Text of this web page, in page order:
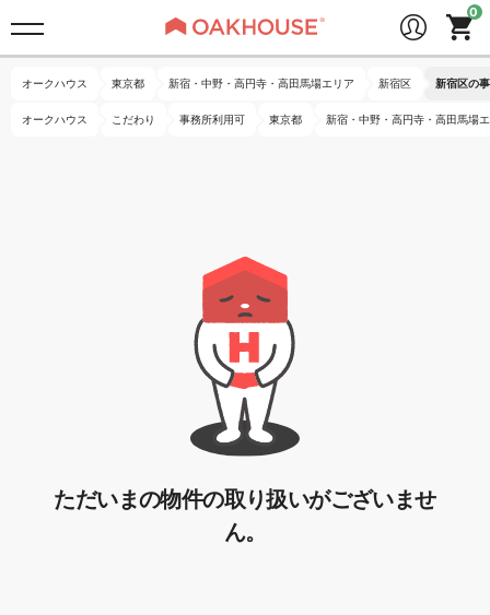
オークハウス 東京都 新宿・中野・高円寺・高田馬場エリア 新宿区 新宿区の
オークハウス こだわり 事務所利用可 東京都 新宿・中野・高円寺・高田馬場
ただいまの物件の取り扱いがございませ
ん。